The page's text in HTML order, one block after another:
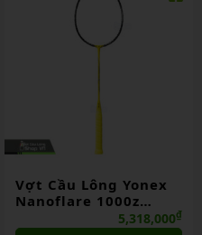
Vợt Cầu Lông Yonex
Nanoflare 1000z
5,318,000₫